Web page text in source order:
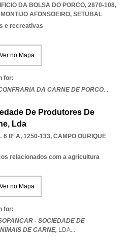
DA BOLSA DO PORCO, 2870-108,
AFONSOEIRO, SETUBAL
e recreativas
Ver no Mapa
for:
DA CARNE DE PORCO...
De Produtores De
Lda
6 8º A, 1250-133, CAMPO OURIQUE
relacionados com a agricultura
Ver no Mapa
for:
- SOCIEDADE DE
DE CARNE, LDA...